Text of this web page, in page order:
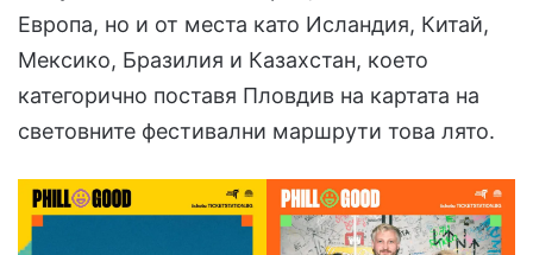
Европа, но и от места като Исландия, Китай,
Мексико, Бразилия и Казахстан, което
категорично поставя Пловдив на картата на
световните фестивални маршрути това лято.